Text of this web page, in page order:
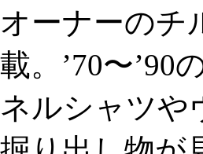
オーナーのチ
載。’70〜’90
ネルシャツや